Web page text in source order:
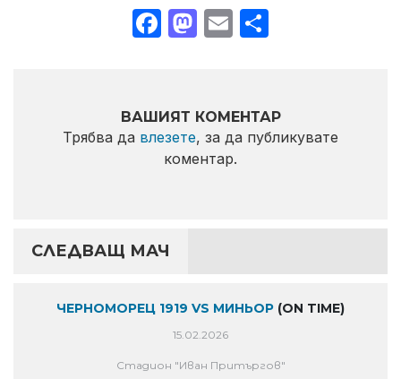
Facebook
Mastodon
Email
ВАШИЯТ КОМЕНТАР
Трябва да влезете, за да публикувате
коментар.
СЛЕДВАЩ МАЧ
ЧЕРНОМОРЕЦ 1919 VS МИНЬОР (ON TIME)
15.02.2026
Стадион "Иван Притъргов"